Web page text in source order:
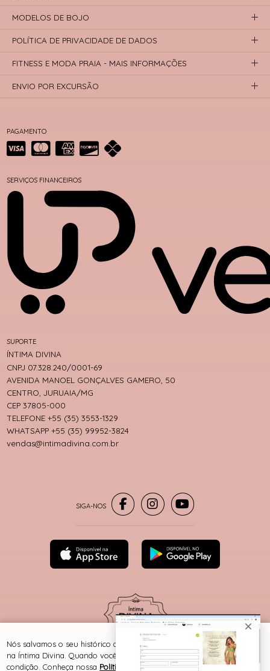
PAGAMENTO
SERVIÇOS FINANCEIROS
SUPORTE
ÍNTIMA DIVINA
CNPJ 07.328.240/0001-69
AVENIDA MANOEL GONÇALVES GAMERO, 50
CENTRO, JURUAIA/MG
CEP 37805-000
TELEFONE +55 (35) 3553-1329
WHATSAPP +55 (35) 99952-3824
vendas@intimadivina.com.br
MODELOS DE BOJO
POLÍTICA DE PRIVACIDADE DE DADOS
FITNESS E MODA PRAIA - MAIS INFORMAÇÕES
ENVIO POR EXCURSÃO
® TODOS DIREITOS RESERVADOS
Nós salvamos o seu histórico de uso pra oferecer a melhor experiência
na Íntima Divina. Quando você navega no nosso site, aceita esta
condição. Conheça nossa Política de Cookies e Privacidade.